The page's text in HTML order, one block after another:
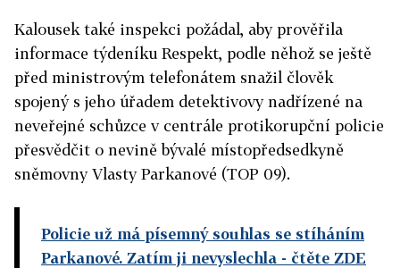
Kalousek také inspekci požádal, aby prověřila
informace týdeníku Respekt, podle něhož se ještě
před ministrovým telefonátem snažil člověk
spojený s jeho úřadem detektivovy nadřízené na
neveřejné schůzce v centrále protikorupční policie
přesvědčit o nevině bývalé místopředsedkyně
sněmovny Vlasty Parkanové (TOP 09).
Policie už má písemný souhlas se stíháním
Parkanové. Zatím ji nevyslechla - čtěte ZDE